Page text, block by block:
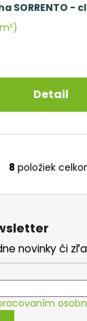
SORRENTO -
Detail
O
v
a
c
i
e
p
8 položiek
novinky či